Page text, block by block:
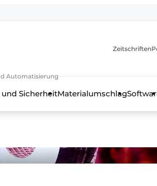
Automatisierung
Zeitschriften
SicherheitMaterialumschlag